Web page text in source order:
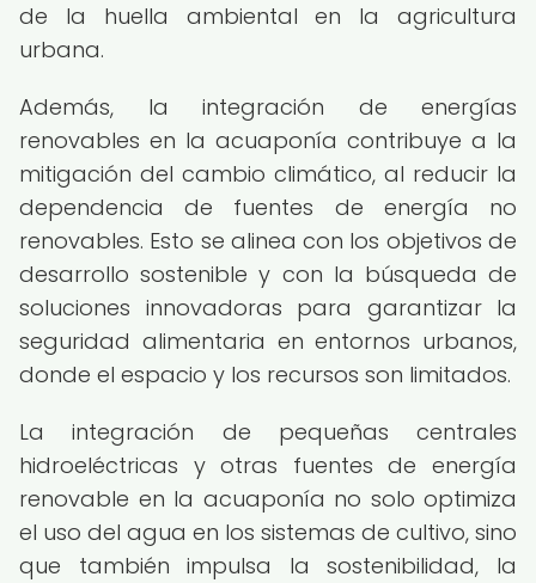
de la huella ambiental en la agricultura
urbana.
Además, la integración de energías
renovables en la acuaponía contribuye a la
mitigación del cambio climático, al reducir la
dependencia de fuentes de energía no
renovables. Esto se alinea con los objetivos de
desarrollo sostenible y con la búsqueda de
soluciones innovadoras para garantizar la
seguridad alimentaria en entornos urbanos,
donde el espacio y los recursos son limitados.
La integración de pequeñas centrales
hidroeléctricas y otras fuentes de energía
renovable en la acuaponía no solo optimiza
el uso del agua en los sistemas de cultivo, sino
que también impulsa la sostenibilidad, la